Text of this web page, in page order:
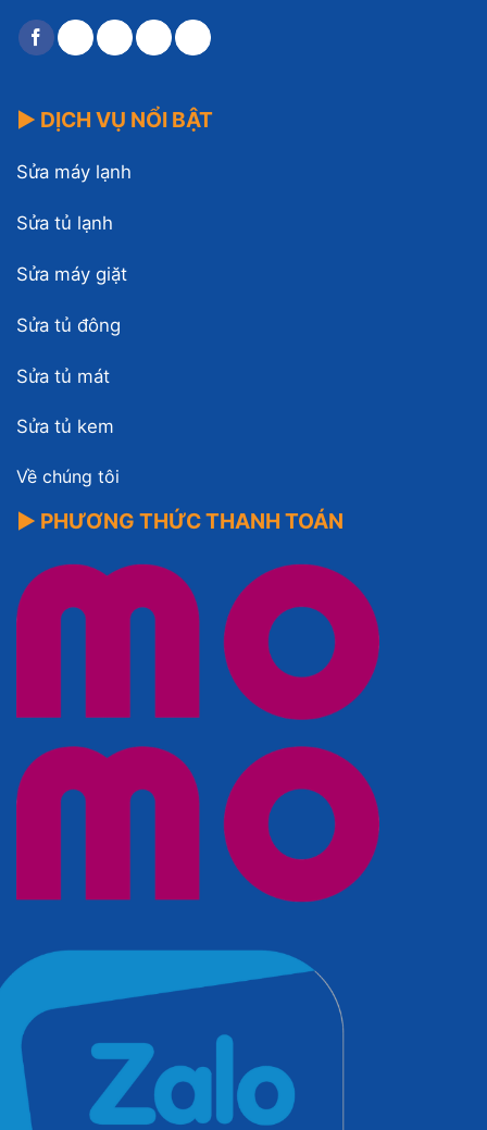
▶ DỊCH VỤ NỔI BẬT
Sửa máy lạnh
Sửa tủ lạnh
Sửa máy giặt
Sửa tủ đông
Sửa tủ mát
Sửa tủ kem
Về chúng tôi
▶ PHƯƠNG THỨC THANH TOÁN